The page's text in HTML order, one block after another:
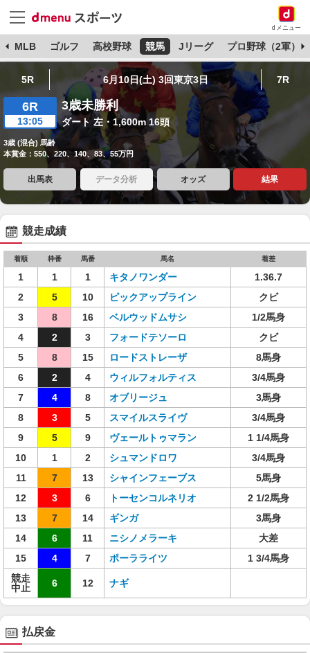
dメニュー
MLB ゴルフ 高校野球 競馬 Jリーグ プロ野球（2軍）
5R 6月10日(土) 3回東京3日 7R
6R
13:05
3歳未勝利
ダート 左・1,600m 16頭
3歳 (混合) 馬齢
本賞金：550、220、140、83、55万円
出馬表 データ分析 オッズ 結果
競走成績
着順 枠番 馬番 馬名 着差
1 1 1 キタノワンダー
1.36.7
2
5 10 ピックアップライン
クビ
3
8 16 ベルウッドムサシ
1/2馬身
4
2 3 フォードテソーロ
クビ
5
8 15 ロードストレーザ
8馬身
6
2 4 ウィルフォルティス
3/4馬身
7
4 8 オブリージュ
3馬身
8
3 5 スマイルスライヴ
3/4馬身
9
5 9 ヴェールトゥマラン
1 1/4馬身
10
1 2 シュマンドロワ
3/4馬身
11
7 13 シャインフェーブス
5馬身
12
3 6 トーセンコルネリオ
2 1/2馬身
13
7 14 ギンガ
3馬身
14
6 11 ニシノメラーキ
大差
15
4 7 ポーラライツ
1 3/4馬身
競走
中止
6 12 ナギ
払戻金